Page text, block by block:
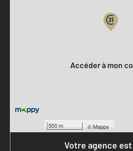
500 m ©Mappy
Accéder à mon
Votre agence